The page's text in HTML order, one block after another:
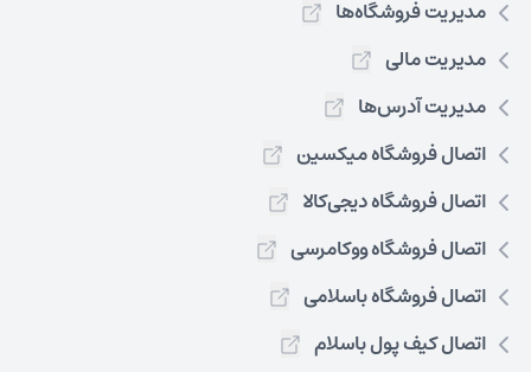
مدیریت فروشگاه‌ها
مدیریت مالی
مدیریت آدرس‌ها
اتصال فروشگاه میکسین
اتصال فروشگاه دیجی‌کالا
اتصال فروشگاه ووکامرسی
اتصال فروشگاه باسلامی
اتصال کیف پول باسلام